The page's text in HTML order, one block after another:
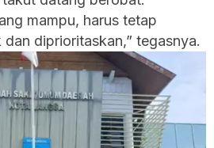
mampu, harus tetap
diprioritaskan,” tegasnya.